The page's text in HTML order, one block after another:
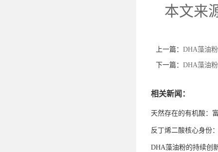
本文来
上一篇： DHA藻油
下一篇： DHA藻油
相关新闻：
天然存在的有机酸：
反丁烯二酸核心身份
DHA藻油粉的持续创